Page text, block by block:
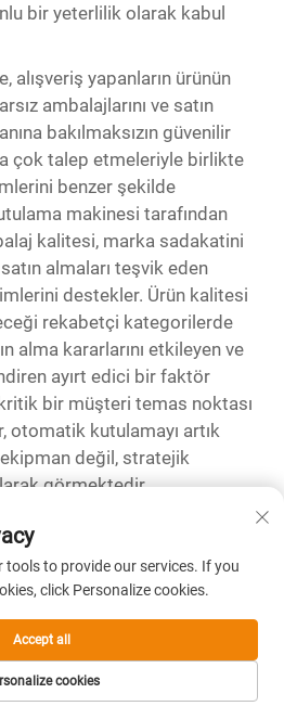
bir yeterlilik olarak kabul
alışveriş yapanların ürünün
ambalajlarını ve satın
bakılmaksızın güvenilir
çok talep etmeleriyle birlikte
benzer şekilde
makinesi tarafından
kalitesi, marka sadakatini
almaları teşvik eden
destekler. Ürün kalitesi
rekabetçi kategorilerde
alma kararlarını etkileyen ve
ayırt edici bir faktör
bir müşteri temas noktası
otomatik kutulamayı artık
değil, stratejik
görmektedir.
Yanıt Verme
makineleri, ürün yeniliğini
gıda pazarlarında tüketici
ile rekabetçi baskılar
piyasa tepkisini sağlayan
Paket boyutları, formatları ve
tools to provide our services. If you
click Personalize cookies.
cookies
Accept all